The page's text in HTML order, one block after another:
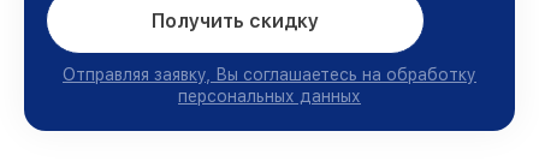
Получить скидку
Отправляя заявку, Вы соглашаетесь на обработку
персональных данных